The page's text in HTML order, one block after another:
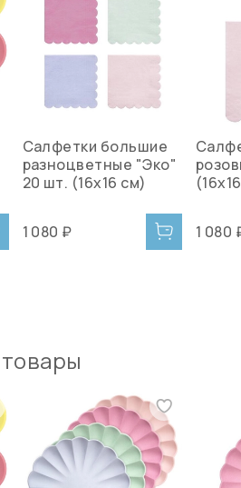
Салфетки большие
разноцветные "Эко"
20 шт. (16х16 см)
1 080 ₽ 1 080